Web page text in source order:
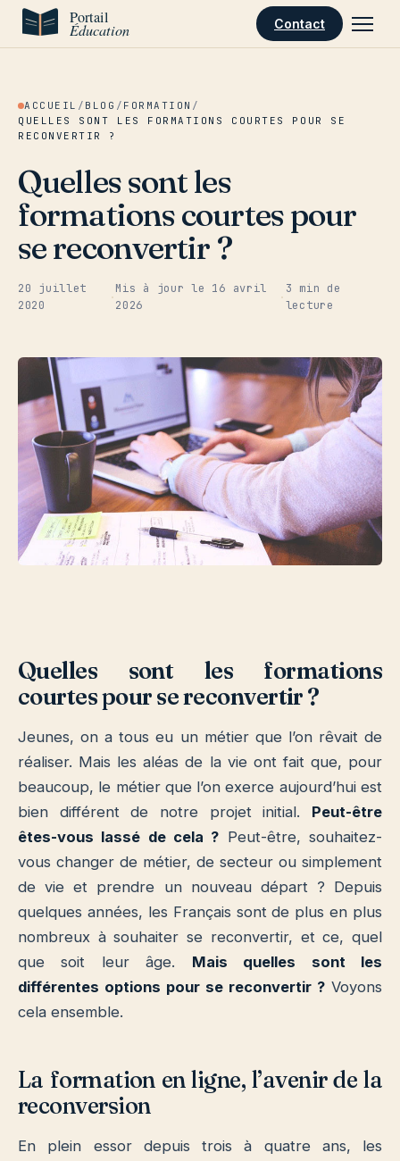
Aller au contenu
Contact
ACCUEIL / BLOG / FORMATION /
QUELLES SONT LES FORMATIONS COURTES POUR SE
RECONVERTIR ?
Quelles sont les
formations courtes pour
se reconvertir ?
20 juillet
2020
·
Mis à jour le 16 avril
2026
·
3 min de
lecture
Quelles sont les formations
courtespour se reconvertir ?
Jeunes, on a tous eu un métier que l’on rêvait de
réaliser. Mais les aléas de la vie ont fait que, pour
beaucoup, le métier que l’on exerce aujourd’hui est
bien différent de notre projet initial. Peut-être
êtes-vous lassé de cela ? Peut-être, souhaitez-
vous changer de métier, de secteur ou simplement
de vie et prendre un nouveau départ ? Depuis
quelques années, les Français sont de plus en plus
nombreux à souhaiter se reconvertir, et ce, quel
que soit leur âge. Mais quelles sont les
différentes options pour se reconvertir ? Voyons
cela ensemble.
La formation en ligne, l’avenir de la
reconversion
En plein essor depuis trois à quatre ans, les